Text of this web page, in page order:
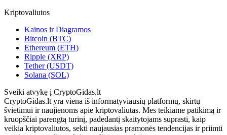
Kriptovaliutos
Kainos ir Diagramos
Bitcoin (BTC)
Ethereum (ETH)
Ripple (XRP)
Tether (USDT)
Solana (SOL)
Sveiki atvykę į CryptoGidas.lt
CryptoGidas.lt yra viena iš informatyviausių platformų, skirtų
švietimui ir naujienoms apie kriptovaliutas. Mes teikiame patikimą ir
kruopščiai parengtą turinį, padedantį skaitytojams suprasti, kaip
veikia kriptovaliutos, sekti naujausias pramonės tendencijas ir priimti